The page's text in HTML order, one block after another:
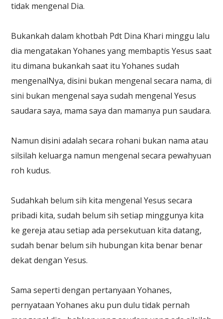
tidak mengenal Dia.
Bukankah dalam khotbah Pdt Dina Khari minggu lalu
dia mengatakan Yohanes yang membaptis Yesus saat
itu dimana bukankah saat itu Yohanes sudah
mengenalNya, disini bukan mengenal secara nama, di
sini bukan mengenal saya sudah mengenal Yesus
saudara saya, mama saya dan mamanya pun saudara.
Namun disini adalah secara rohani bukan nama atau
silsilah keluarga namun mengenal secara pewahyuan
roh kudus.
Sudahkah belum sih kita mengenal Yesus secara
pribadi kita, sudah belum sih setiap minggunya kita
ke gereja atau setiap ada persekutuan kita datang,
sudah benar belum sih hubungan kita benar benar
dekat dengan Yesus.
Sama seperti dengan pertanyaan Yohanes,
pernyataan Yohanes aku pun dulu tidak pernah